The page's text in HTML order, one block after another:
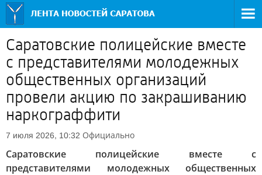
Саратовские полицейские вместе
с представителями молодежных
общественных организаций
провели акцию по закрашиванию
наркограффити
7 июля 2026, 10:32 Официально
Саратовские полицейские вместе с
представителями молодежных общественных